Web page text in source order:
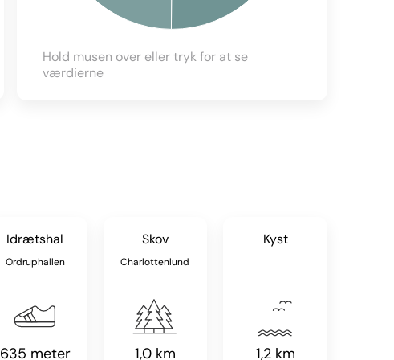
Hold musen over eller tryk for at se
værdierne
Idrætshal
Ordruphallen
635 meter
Skov
Charlottenlund
1,0 km
Kyst
1,2 km